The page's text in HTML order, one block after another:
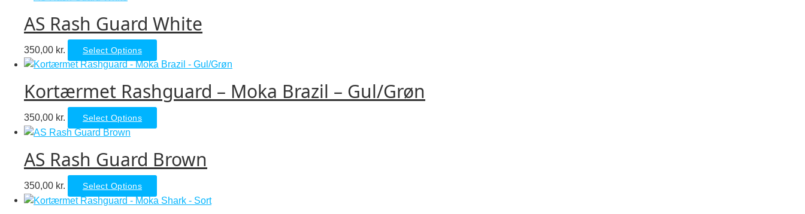
AS Rash Guard White
350,00 kr. Select Options
product
multiple
variants.
be
chosen
the
Kortærmet Rashguard – Moka Brazil – Gul/Grøn
350,00 kr. Select Options
product
multiple
variants.
options
AS Rash Guard Brown
350,00 kr. Select Options
product